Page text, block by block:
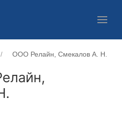
ООО Релайн, Смекалов А. Н.